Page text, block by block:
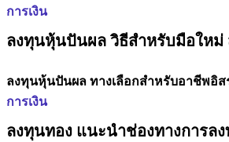
การเงิน
ลงทุนหุ้นปันผล วิธีสำหรับมือใหม่
ลงทุนหุ้นปันผล ทางเลือกสำหรับอาชีพอิ
การเงิน
ลงทุนทอง แนะนำช่องทางการ